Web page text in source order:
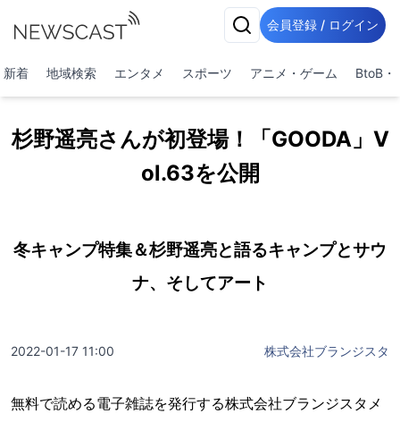
会員登録 / ログイン
新着 地域検索 エンタメ スポーツ アニメ・ゲーム BtoB・
杉野遥亮さんが初登場！「GOODA」V
ol.63を公開
冬キャンプ特集＆杉野遥亮と語るキャンプとサウ
ナ、そしてアート
2022-01-17 11:00 株式会社ブランジスタ
無料で読める電子雑誌を発行する株式会社ブランジスタメ